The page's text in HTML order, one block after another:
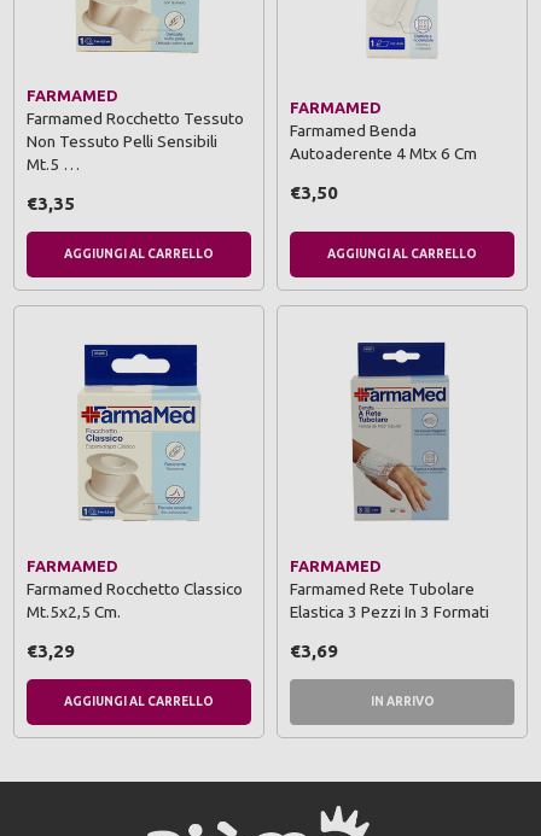
FARMAMED
Farmamed Rocchetto Tessuto
Non Tessuto Pelli Sensibili
Mt.5 …
€3,35
AGGIUNGI AL CARRELLO
FARMAMED
Farmamed Benda
Autoaderente 4 Mtx 6 Cm
€3,50
AGGIUNGI AL CARRELLO
FARMAMED
Farmamed Rocchetto Classico
Mt.5x2,5 Cm.
€3,29
AGGIUNGI AL CARRELLO
FARMAMED
Farmamed Rete Tubolare
Elastica 3 Pezzi In 3 Formati
€3,69
IN ARRIVO